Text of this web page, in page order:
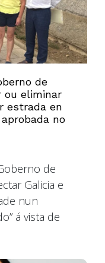
de
ou eliminar
estrada en
no
de
Galicia e
nun
á vista de